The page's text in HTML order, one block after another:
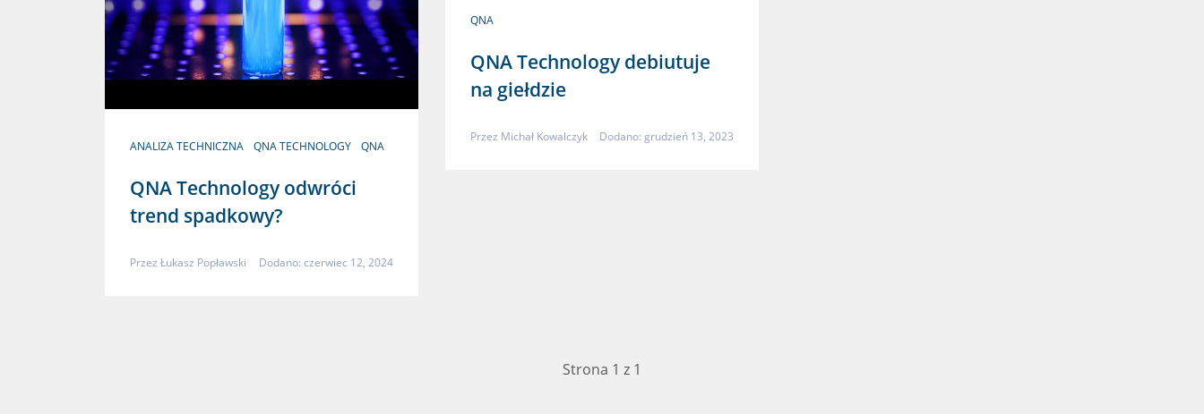
ANALIZA TECHNICZNA QNA TECHNOLOGY QNA
QNA Technology odwróci
trend spadkowy?
Przez Łukasz Popławski Dodano: czerwiec 12, 2024
QNA
QNA Technology debiutuje
na giełdzie
Przez Michał Kowalczyk Dodano: grudzień 13, 2023
Strona 1 z 1